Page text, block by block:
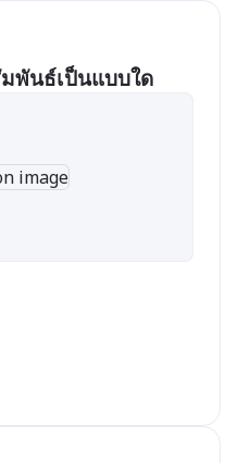
พันธ์เป็นแบบใด